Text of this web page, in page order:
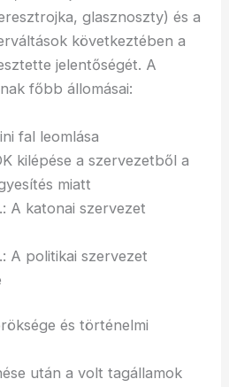
glasznoszty) és a
következtében a
jelentőségét. A
főbb állomásai:
fal leomlása
kilépése a szervezetből a
miatt
A katonai szervezet
A politikai szervezet
és történelmi
után a volt tagállamok